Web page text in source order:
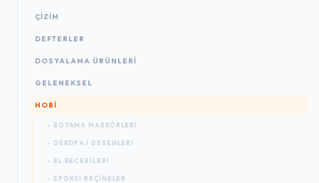
ÇİZİM
DEFTERLER
DOSYALAMA ÜRÜNLERI
GELENEKSEL
HOBİ
- BOYAMA MARKÖRLERI
- DEKOPAJ DESENLERI
- EL BECERILERI
- EPOKSI REÇINELER